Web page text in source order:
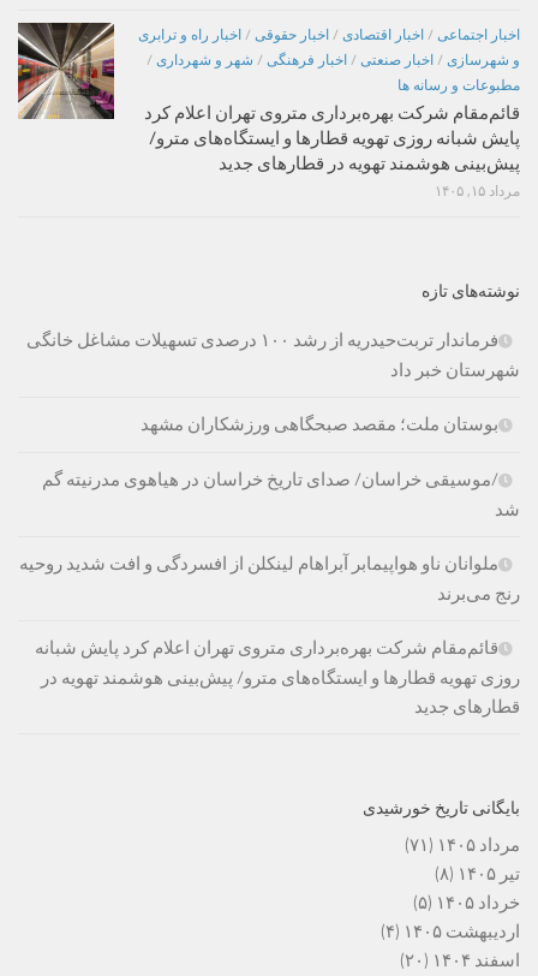
اخبار اجتماعی / اخبار اقتصادی / اخبار حقوقی / اخبار راه و ترابری
و شهرسازی / اخبار صنعتی / اخبار فرهنگی / شهر و شهرداری /
مطبوعات و رسانه ها
قائم‌مقام شرکت بهره‌برداری متروی تهران اعلام کرد
پایش شبانه روزی تهویه قطارها و ایستگاه‌های مترو/
پیش‌بینی هوشمند تهویه در قطارهای جدید
مرداد ۱۵, ۱۴۰۵
نوشته‌های تازه
فرماندار تربت‌حیدریه از رشد ۱۰۰ درصدی تسهیلات مشاغل خانگی
شهرستان خبر داد
بوستان ملت؛ مقصد صبحگاهی ورزشکاران مشهد
/موسیقی خراسان/ صدای تاریخ خراسان در هیاهوی مدرنیته گم
شد
ملوانان ناو هواپیمابر آبراهام لینکلن از افسردگی و افت شدید روحیه
رنج می‌برند
قائم‌مقام شرکت بهره‌برداری متروی تهران اعلام کرد پایش شبانه
روزی تهویه قطارها و ایستگاه‌های مترو/ پیش‌بینی هوشمند تهویه در
قطارهای جدید
بایگانی تاریخ خورشیدی
مرداد ۱۴۰۵
(۷۱)
تیر ۱۴۰۵
(۸)
خرداد ۱۴۰۵
(۵)
اردیبهشت ۱۴۰۵
(۴)
اسفند ۱۴۰۴
(۲۰)